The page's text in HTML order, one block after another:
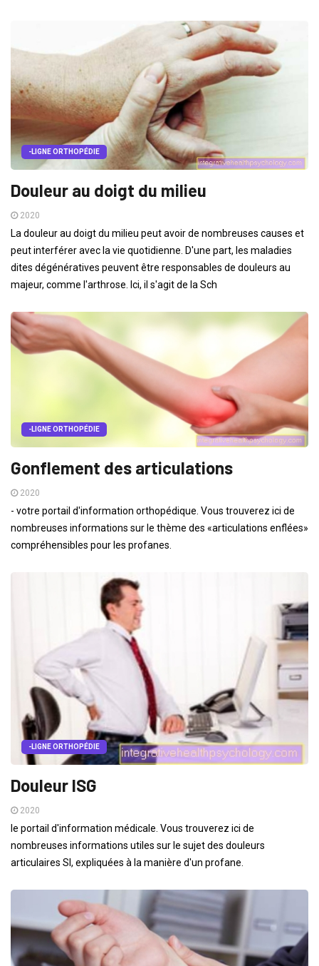
-LIGNE ORTHOPÉDIE
Douleur au doigt du milieu
2020
La douleur au doigt du milieu peut avoir de nombreuses causes et
peut interférer avec la vie quotidienne. D'une part, les maladies
dites dégénératives peuvent être responsables de douleurs au
majeur, comme l'arthrose. Ici, il s'agit de la Sch
-LIGNE ORTHOPÉDIE
Gonflement des articulations
2020
- votre portail d'information orthopédique. Vous trouverez ici de
nombreuses informations sur le thème des «articulations enflées»
compréhensibles pour les profanes.
-LIGNE ORTHOPÉDIE
Douleur ISG
2020
le portail d'information médicale. Vous trouverez ici de
nombreuses informations utiles sur le sujet des douleurs
articulaires SI, expliquées à la manière d'un profane.